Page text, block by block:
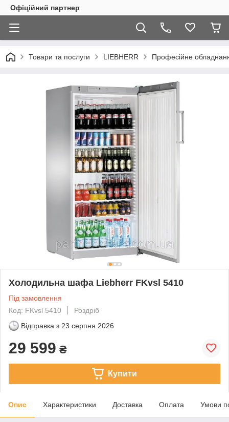
Офіційний партнер
Товари та послуги LIEBHERR Професійне
Холодильна шафа Liebherr FKvsl 5410
Під замовлення
Код: FKvsl 5410
Роздріб
Відправка з 23 серпня 2026
29 599 ₴
Купити
Опис Характеристики Доставка Оплата Умови